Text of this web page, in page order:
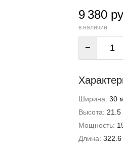
9 380
в наличии
−
Ширина: 30
Высота:
Мощность:
Длина: